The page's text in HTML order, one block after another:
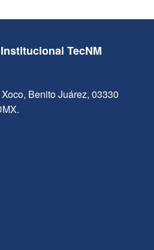
TecNM
Benito Juárez, 03330